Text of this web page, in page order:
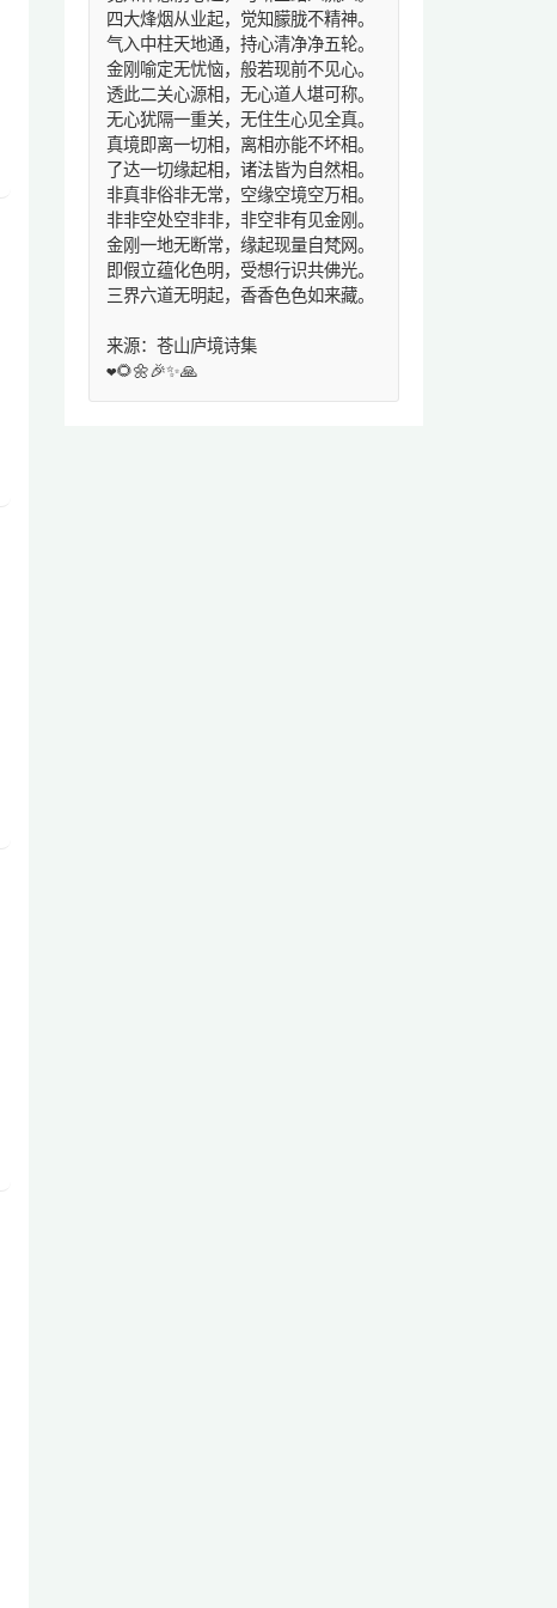
四大烽烟从业起，觉知朦胧不精神。
气入中柱天地通，持心清净净五轮。
金刚喻定无忧恼，般若现前不见心。
透此二关心源相，无心道人堪可称。
无心犹隔一重关，无住生心见全真。
真境即离一切相，离相亦能不坏相。
了达一切缘起相，诸法皆为自然相。
非真非俗非无常，空缘空境空万相。
非非空处空非非，非空非有见金刚。
金刚一地无断常，缘起现量自梵网。
即假立蕴化色明，受想行识共佛光。
三界六道无明起，香香色色如来藏。
来源：苍山庐境诗集
❤️🌻🌼🎉✨🙏